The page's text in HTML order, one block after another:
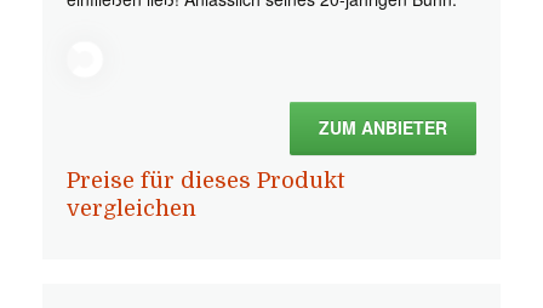
ZUM ANBIETER
Preise für dieses Produkt
vergleichen